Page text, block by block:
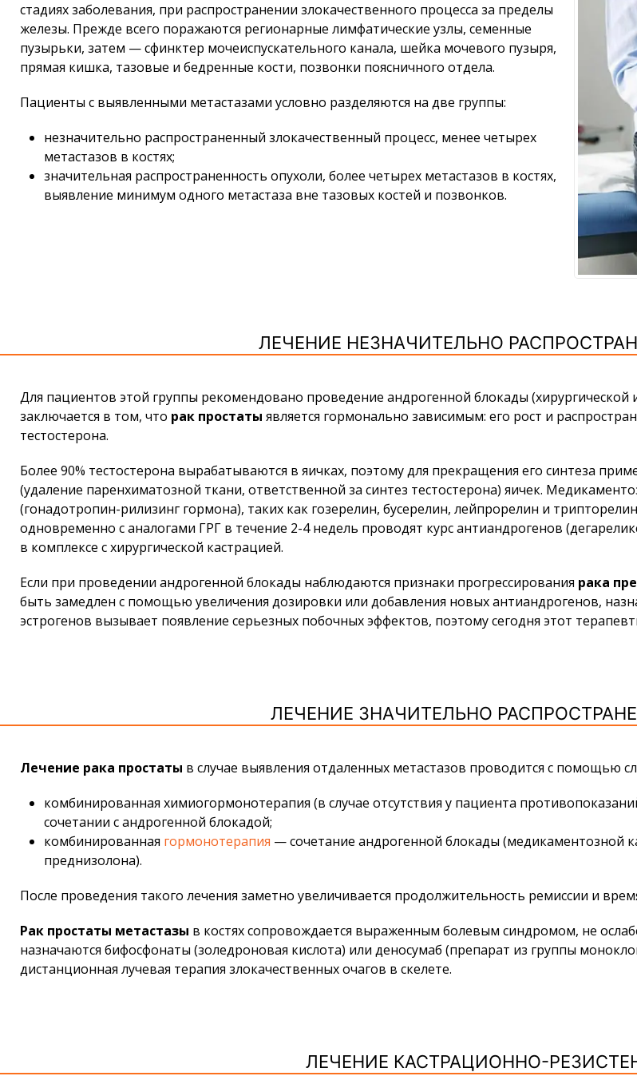
стадиях заболевания, при распространении злокачественного процесса за пределы
железы. Прежде всего поражаются регионарные лимфатические узлы, семенные
пузырьки, затем — сфинктер мочеиспускательного канала, шейка мочевого пузыря,
прямая кишка, тазовые и бедренные кости, позвонки поясничного отдела.
Пациенты с выявленными метастазами условно разделяются на две группы:
незначительно распространенный злокачественный процесс, менее четырех
метастазов в костях;
значительная распространенность опухоли, более четырех метастазов в костях,
выявление минимум одного метастаза вне тазовых костей и позвонков.
ЛЕЧЕНИЕ НЕЗНАЧИТЕЛЬНО
Для пациентов этой группы рекомендовано проведение андрогенной блокады
заключается в том, что рак простаты является гормонально зависимым: его рост и
тестостерона.
Более 90% тестостерона вырабатываются в яичках, поэтому для прекращения его синтеза
(удаление паренхиматозной ткани, ответственной за синтез тестостерона) яичек.
(гонадотропин-рилизинг гормона), таких как гозерелин, бусерелин, лейпрорелин и
одновременно с аналогами ГРГ в течение 2-4 недель проводят курс антиандрогенов
в комплексе с хирургической кастрацией.
Если при проведении андрогенной блокады наблюдаются признаки прогрессирования рака
быть замедлен с помощью увеличения дозировки или добавления новых антиандрогенов,
эстрогенов вызывает появление серьезных побочных эффектов, поэтому сегодня этот
ЛЕЧЕНИЕ ЗНАЧИТЕЛЬНО
Лечение рака простаты в случае выявления отдаленных метастазов проводится с помощью
комбинированная химиогормонотерапия (в случае отсутствия у пациента
сочетании с андрогенной блокадой;
комбинированная гормонотерапия — сочетание андрогенной блокады (медикаментозной
преднизолона).
После проведения такого лечения заметно увеличивается продолжительность ремиссии и
Рак простаты метастазы в костях сопровождается выраженным болевым синдромом, не
назначаются бифосфонаты (золедроновая кислота) или деносумаб (препарат из группы
дистанционная лучевая терапия злокачественных очагов в скелете.
ЛЕЧЕНИЕ КАСТРАЦИОННО-